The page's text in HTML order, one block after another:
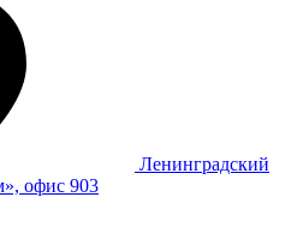
Ленинградский
офис 903